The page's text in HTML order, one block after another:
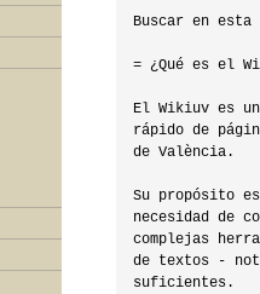
Buscar en esta
= ¿Qué es el
El Wikiuv es
rápido de
de València.
Su propósito
necesidad de
complejas
de textos -
suficientes.